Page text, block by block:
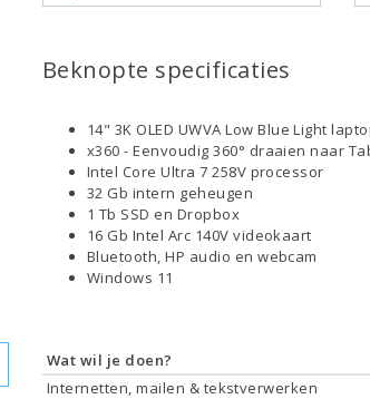
Beknopte specificaties
14" 3K OLED UWVA Low Blue Light
x360 - Eenvoudig 360° draaien naar
Intel Core Ultra 7 258V processor
32 Gb intern geheugen
1 Tb SSD en Dropbox
16 Gb Intel Arc 140V videokaart
Bluetooth, HP audio en webcam
Windows 11
Wat wil je doen?
Internetten, mailen & tekstverwerken